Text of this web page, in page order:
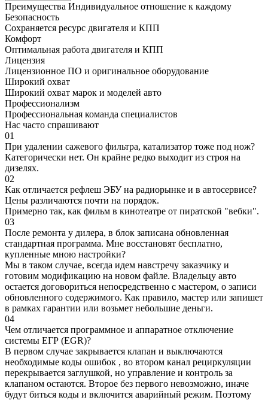
Преимущества Индивидуальное отношение к каждому
Безопасность
Сохраняется ресурс двигателя и КПП
Комфорт
Оптимальная работа двигателя и КПП
Лицензия
Лицензионное ПО и оригинальное оборудование
Широкий охват
Широкий охват марок и моделей авто
Профессионализм
Профессиональная команда специалистов
Нас часто спрашивают
01
При удалении сажевого фильтра, катализатор тоже под нож?
Категорически нет. Он крайне редко выходит из строя на
дизелях.
02
Как отличается рефлеш ЭБУ на радиорынке и в автосервисе?
Цены различаются почти на порядок.
Примерно так, как фильм в кинотеатре от пиратской "вебки".
03
После ремонта у дилера, в блок записана обновленная
стандартная программа. Мне восстановят бесплатно,
купленные мною настройки?
Мы в таком случае, всегда идем навстречу заказчику и
готовим модификацию на новом файле. Владельцу авто
остается договориться непосредственно с мастером, о записи
обновленного содержимого. Как правило, мастер или запишет
в рамках гарантии или возьмет небольшие деньги.
04
Чем отличается программное и аппаратное отключение
системы ЕГР (EGR)?
В первом случае закрывается клапан и выключаются
необходимые коды ошибок , во втором канал рециркуляции
перекрывается заглушкой, но управление и контроль за
клапаном остаются. Второе без первого невозможно, иначе
будут биться коды и включится аварийный режим. Поэтому